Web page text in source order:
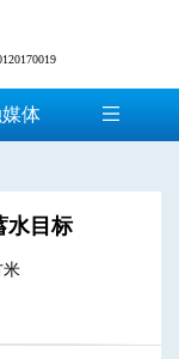
体
水目标
米